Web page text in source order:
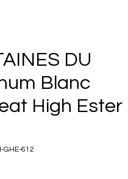
DU
Blanc
High Ester
GHE-612